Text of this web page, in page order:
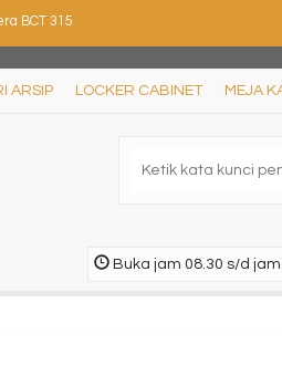
1 AL HDT
(Oscar/Fabric)
P
2 N
BCT 315
ARSIP LOCKER CABINET MEJA
Buka jam 08.30 s/d